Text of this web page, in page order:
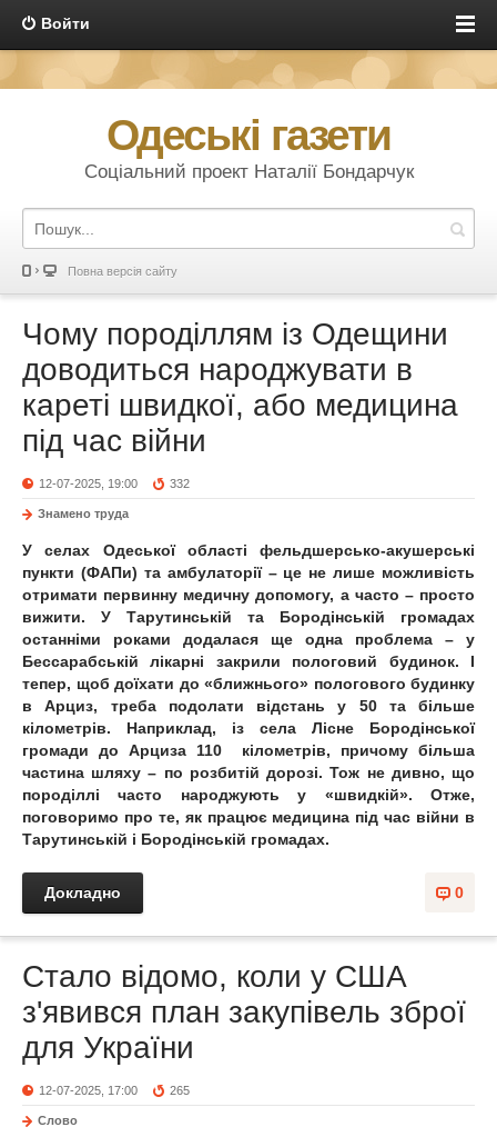
Войти
Одеські газети
Соціальний проект Наталії Бондарчук
Повна версія сайту
Чому породіллям із Одещини
доводиться народжувати в
кареті швидкої, або медицина
під час війни
12-07-2025, 19:00 332
Знамено труда
У селах Одеської області фельдшерсько-акушерські
пункти (ФАПи) та амбулаторії – це не лише можливість
отримати первинну медичну допомогу, а часто – просто
вижити. У Тарутинській та Бородінській громадах
останніми роками додалася ще одна проблема – у
Бессарабській лікарні закрили пологовий будинок. І
тепер, щоб доїхати до «ближнього» пологового будинку
в Арциз, треба подолати відстань у 50 та більше
кілометрів. Наприклад, із села Лісне Бородінської
громади до Арциза 110 кілометрів, причому більша
частина шляху – по розбитій дорозі. Тож не дивно, що
породіллі часто народжують у «швидкій». Отже,
поговоримо про те, як працює медицина під час війни в
Тарутинській і Бородінській громадах.
0
Докладно
Стало відомо, коли у США
з'явився план закупівель зброї
для України
12-07-2025, 17:00 265
Слово